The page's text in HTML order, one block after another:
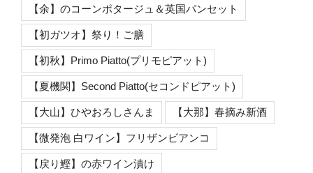
【余】のコーンポタージュ＆英国パンセット
【初ガツオ】祭り！ご膳
【初秋】Primo Piatto(プリモピアット)
【夏機関】Second Piatto(セコンドピアット)
【大山】ひやおろしさんま 【大那】春摘み新酒
【微発泡 白ワイン】フリザンビアンコ
【戻り鰹】の赤ワイン漬け